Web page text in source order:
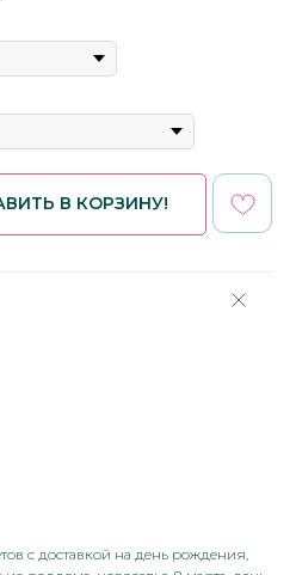
В КОРЗИНУ!
с доставкой на день рождения,